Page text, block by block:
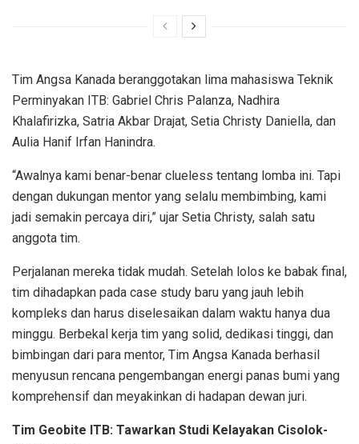
Tim Angsa Kanada beranggotakan lima mahasiswa Teknik
Perminyakan ITB: Gabriel Chris Palanza, Nadhira
Khalafirizka, Satria Akbar Drajat, Setia Christy Daniella, dan
Aulia Hanif Irfan Hanindra.
“Awalnya kami benar-benar clueless tentang lomba ini. Tapi
dengan dukungan mentor yang selalu membimbing, kami
jadi semakin percaya diri,” ujar Setia Christy, salah satu
anggota tim.
Perjalanan mereka tidak mudah. Setelah lolos ke babak final,
tim dihadapkan pada case study baru yang jauh lebih
kompleks dan harus diselesaikan dalam waktu hanya dua
minggu. Berbekal kerja tim yang solid, dedikasi tinggi, dan
bimbingan dari para mentor, Tim Angsa Kanada berhasil
menyusun rencana pengembangan energi panas bumi yang
komprehensif dan meyakinkan di hadapan dewan juri.
Tim Geobite ITB: Tawarkan Studi Kelayakan Cisolok-